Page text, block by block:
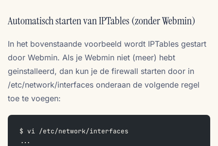
Automatisch starten van IPTables (zonder Webmin)
In het bovenstaande voorbeeld wordt IPTables gestart
door Webmin. Als je Webmin niet (meer) hebt
geinstalleerd, dan kun je de firewall starten door in
/etc/network/interfaces onderaan de volgende regel
toe te voegen:
$ vi /etc/network/interfaces
...